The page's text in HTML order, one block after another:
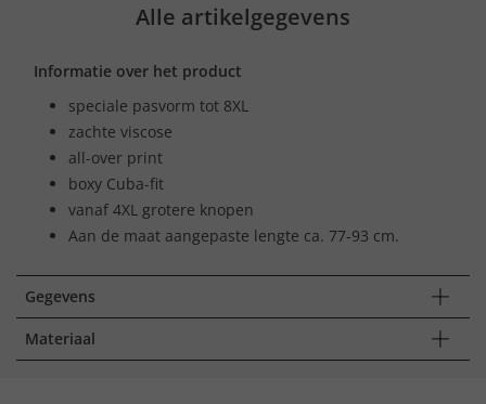
Alle artikelgegevens
Informatie over het product
speciale pasvorm tot 8XL
zachte viscose
all-over print
boxy Cuba-fit
vanaf 4XL grotere knopen
Aan de maat aangepaste lengte ca. 77-93 cm.
Gegevens
Materiaal